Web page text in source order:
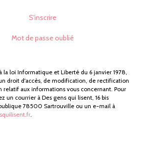
S'inscrire
Mot de passe oublié
la loi Informatique et Liberté du 6 janvier 1978,
droit d'accès, de modification, de rectification
relatif aux informations vous concernant. Pour
un courrier à Des gens qui lisent, 16 bis
78500 Sartrouville ou un e-mail à